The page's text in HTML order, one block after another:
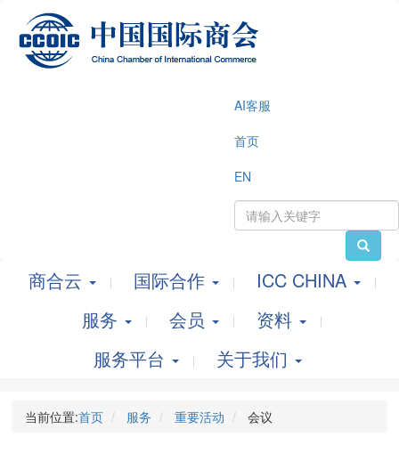
AI客服
首页
EN
商合云 国际合作
ICC CHINA
服务
会员
资料
服务平台
关于我们
当前位置:首页 服务 重要活动 会议